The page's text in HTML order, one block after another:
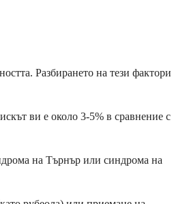
Разбирането на тези фактори
ви е около 3-5% в сравнение с
на Търнър или синдрома на